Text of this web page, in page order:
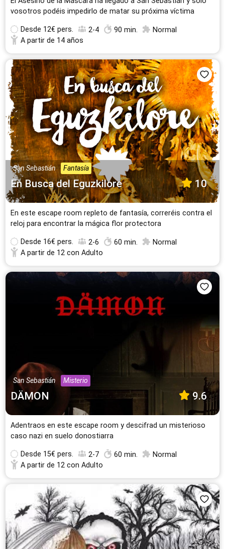
vosotros podéis impedirlo de matar su próxima víctima
Desde 12€ pers. 2-4 90 min.
Normal
A partir de 14 años
San Sebastián Fantasía
En Busca del Eguzkilore 10
En este escape room repleto de fantasía, correréis contra el
reloj para encontrar la mágica flor protectora
Desde 16€ pers. 2-6 60 min.
Normal
A partir de 12 con Adulto
San Sebastián Misterio
DÄMON 9.6
Adentraos en este escape room y descifrad un misterioso
caso nazi en suelo donostiarra
Desde 15€ pers. 2-7 60 min.
Normal
A partir de 12 con Adulto